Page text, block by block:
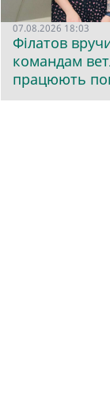
07.08.2026 18:03
Філатов
командам
працюють